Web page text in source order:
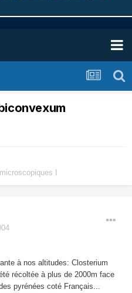
I
à nos altitudes: Closterium
récoltée à plus de 2000m face
pyrénées coté Français...